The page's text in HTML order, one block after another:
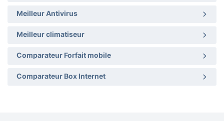
Meilleur Antivirus
Meilleur climatiseur
Comparateur Forfait mobile
Comparateur Box Internet